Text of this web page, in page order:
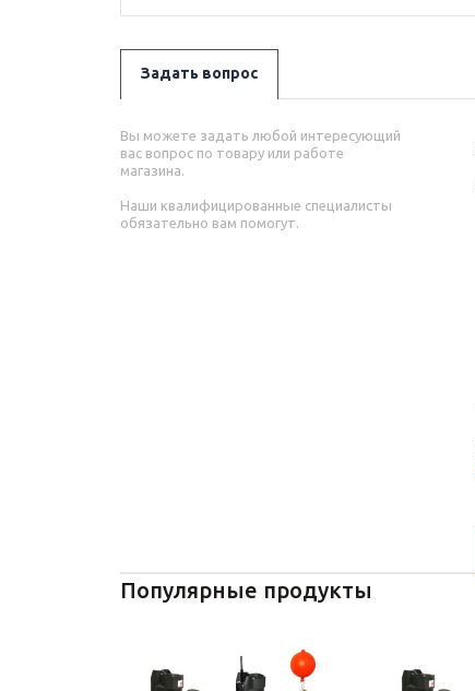
Задать вопрос
Вы можете задать любой интересующий
вас вопрос по товару или работе
магазина.
Наши квалифицированные специалисты
обязательно вам помогут.
Популярные продукты